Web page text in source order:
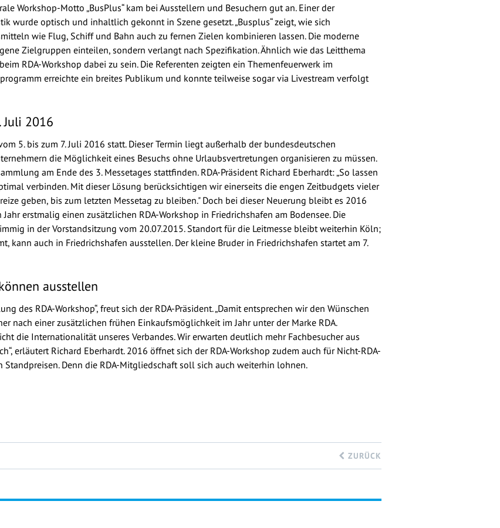
Workshop-Motto „BusPlus“ kam bei Ausstellern und Besuchern gut an. Einer der
wurde optisch und inhaltlich gekonnt in Szene gesetzt. „Busplus“ zeigt, wie sich
wie Flug, Schiff und Bahn auch zu fernen Zielen kombinieren lassen. Die moderne
Zielgruppen einteilen, sondern verlangt nach Spezifikation. Ähnlich wie das Leitthema
RDA-Workshop dabei zu sein. Die Referenten zeigten ein Themenfeuerwerk im
erreichte ein breites Publikum und konnte teilweise sogar via Livestream verfolgt
Juli 2016
5. bis zum 7. Juli 2016 statt. Dieser Termin liegt außerhalb der bundesdeutschen
die Möglichkeit eines Besuchs ohne Urlaubsvertretungen organisieren zu müssen.
am Ende des 3. Messetages stattfinden. RDA-Präsident Richard Eberhardt: „So lassen
verbinden. Mit dieser Lösung berücksichtigen wir einerseits die engen Zeitbudgets vieler
geben, bis zum letzten Messetag zu bleiben." Doch bei dieser Neuerung bleibt es 2016
erstmalig einen zusätzlichen RDA-Workshop in Friedrichshafen am Bodensee. Die
in der Vorstandsitzung vom 20.07.2015. Standort für die Leitmesse bleibt weiterhin Köln;
kann auch in Friedrichshafen ausstellen. Der kleine Bruder in Friedrichshafen startet am 7.
ausstellen
des RDA-Workshop“, freut sich der RDA-Präsident. „Damit entsprechen wir den Wünschen
nach einer zusätzlichen frühen Einkaufsmöglichkeit im Jahr unter der Marke RDA.
die Internationalität unseres Verbandes. Wir erwarten deutlich mehr Fachbesucher aus
erläutert Richard Eberhardt. 2016 öffnet sich der RDA-Workshop zudem auch für Nicht-RDA-
Denn die RDA-Mitgliedschaft soll sich auch weiterhin lohnen.
ZURÜCK